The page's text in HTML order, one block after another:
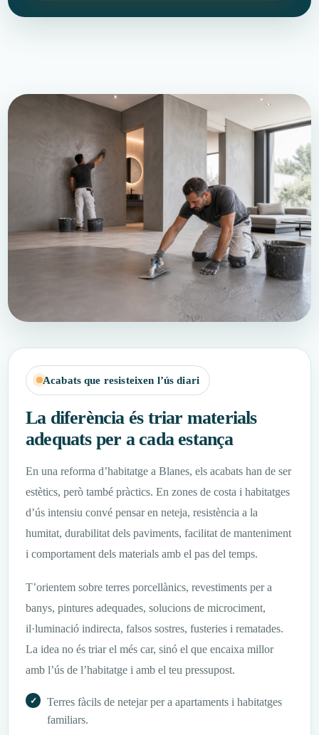
Acabats que resisteixen l’ús diari
La diferència és triar materials
adequats per a cada estança
En una reforma d’habitatge a Blanes, els acabats han de ser
estètics, però també pràctics. En zones de costa i habitatges
d’ús intensiu convé pensar en neteja, resistència a la
humitat, durabilitat dels paviments, facilitat de manteniment
i comportament dels materials amb el pas del temps.
T’orientem sobre terres porcellànics, revestiments per a
banys, pintures adequades, solucions de microciment,
il·luminació indirecta, falsos sostres, fusteries i rematades.
La idea no és triar el més car, sinó el que encaixa millor
amb l’ús de l’habitatge i amb el teu pressupost.
Terres fàcils de netejar per a apartaments i habitatges
familiars.